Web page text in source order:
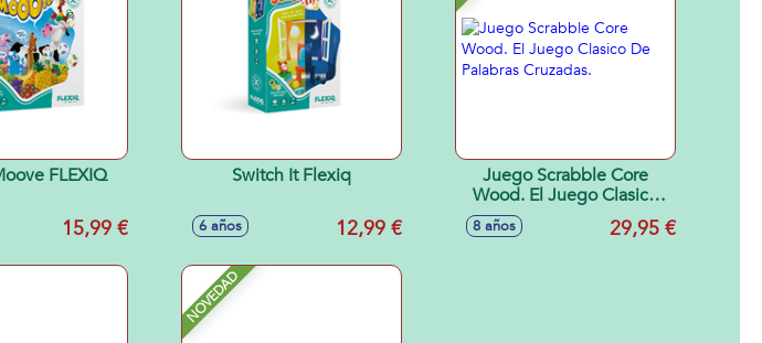
FLEXIQ
15,99 €
Switch It Flexiq
6 años 12,99 €
Juego Scrabble Core
Wood. El Juego Clasico
De Palabras Cruzadas.
8 años 29,95 €
NOVEDAD